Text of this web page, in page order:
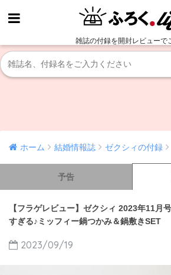
雑誌の付録を開封レビューで
ホーム 結婚情報誌 ゼクシィの付録
予告
【フラゲレビュー】ゼクシィ 2023年11月
すぎる♪ミッフィー鍋つかみ＆鍋敷きSET
2023/09/19